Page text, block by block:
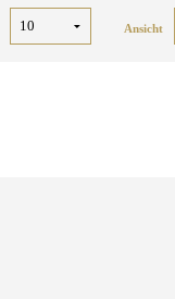
Ansicht